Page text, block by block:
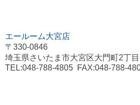
エールーム大宮店
〒330-0846
埼玉県さいたま市大宮区大門町2丁
TEL:048-788-4805 FAX:048-788-